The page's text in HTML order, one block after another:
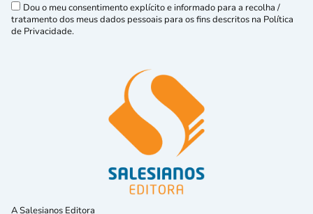
Dou o meu consentimento explícito e informado para a recolha /
tratamento dos meus dados pessoais para os fins descritos na Política
de Privacidade.
A Salesianos Editora